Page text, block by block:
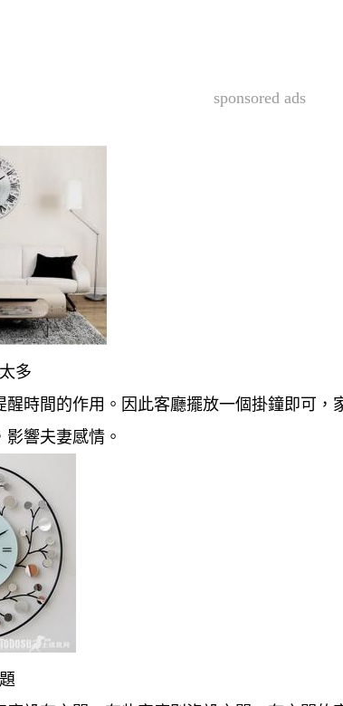
sponsored ads
太多
醒時間的作用。因此客廳擺放一個掛鐘即可，
響夫妻感情。
題